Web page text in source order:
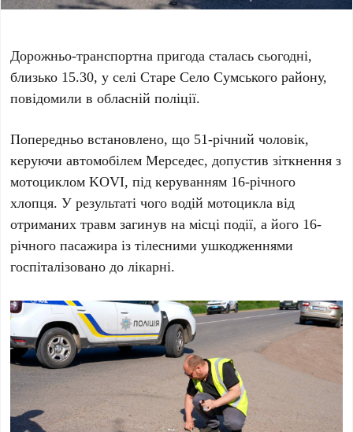
Дорожньо-транспортна пригода сталась сьогодні,
близько 15.30, у селі Старе Село Сумського району,
повідомили в обласній поліції.
Попередньо встановлено, що 51-річний чоловік,
керуючи автомобілем Мерседес, допустив зіткнення з
мотоциклом KOVI, під керуванням 16-річного
хлопця. У результаті чого водій мотоцикла від
отриманих травм загинув на місці події, а його 16-
річного пасажира із тілесними ушкодженнями
госпіталізовано до лікарні.